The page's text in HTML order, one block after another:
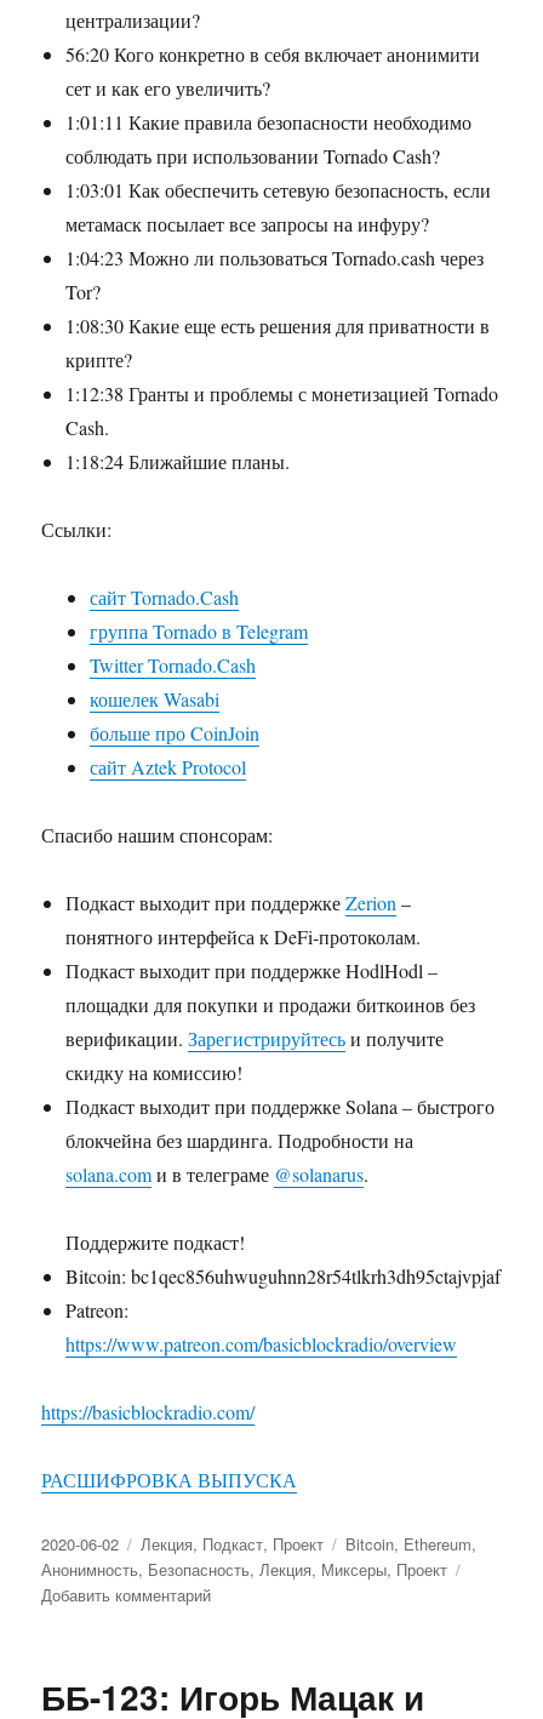
централизации?
56:20 Кого конкретно в себя включает анонимити
сет и как его увеличить?
1:01:11 Какие правила безопасности необходимо
соблюдать при использовании Tornado Cash?
1:03:01 Как обеспечить сетевую безопасность, если
метамаск посылает все запросы на инфуру?
1:04:23 Можно ли пользоваться Tornado.cash через
Tor?
1:08:30 Какие еще есть решения для приватности в
крипте?
1:12:38 Гранты и проблемы с монетизацией Tornado
Cash.
1:18:24 Ближайшие планы.
Ссылки:
сайт Tornado.Cash
группа Tornado в Telegram
Twitter Tornado.Cash
кошелек Wasabi
больше про CoinJoin
сайт Aztek Protocol
Спасибо нашим спонсорам:
Подкаст выходит при поддержке Zerion –
понятного интерфейса к DeFi-протоколам.
Подкаст выходит при поддержке HodlHodl –
площадки для покупки и продажи биткоинов без
верификации. Зарегистрируйтесь и получите
скидку на комиссию!
Подкаст выходит при поддержке Solana – быстрого
блокчейна без шардинга. Подробности на
solana.com и в телеграме @solanarus.
Поддержите подкаст!
Bitcoin: bc1qec856uhwuguhnn28r54tlkrh3dh95ctajvpjaf
Patreon:
https://www.patreon.com/basicblockradio/overview
https://basicblockradio.com/
РАСШИФРОВКА ВЫПУСКА
Опубликовано
2020-06-02 Рубрики
Лекция, Подкаст, Проект Метки
Bitcoin, Ethereum,
Анонимность, Безопасность,Лекция, Миксеры, Проект
Добавить комментарий
Сторм,
ББ-123: Игорь Мацак и